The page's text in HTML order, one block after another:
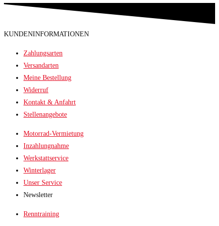
KUNDENINFORMATIONEN
Zahlungsarten
Versandarten
Meine Bestellung
Widerruf
Kontakt & Anfahrt
Stellenangebote
Motorrad-Vermietung
Inzahlungnahme
Werkstattservice
Winterlager
Unser Service
Newsletter
Renntraining